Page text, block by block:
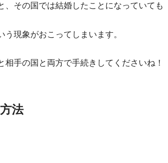
、その国では結婚したことになっていても
う現象がおこってしまいます。
手の国と両方で手続きしてくださいね！
法